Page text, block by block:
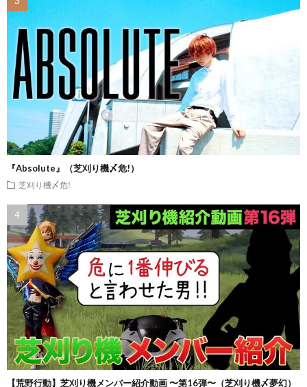
『Absolute』（芝刈り機〆危!）
芝刈り機〆危!
【荒野行動】芝刈り機メンバー紹介動画 〜第16弾〜（芝刈り機〆夢幻）